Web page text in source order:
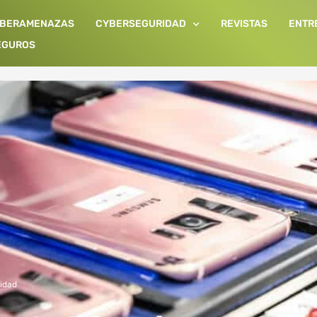
CYBERSEGURIDAD REVISTAS